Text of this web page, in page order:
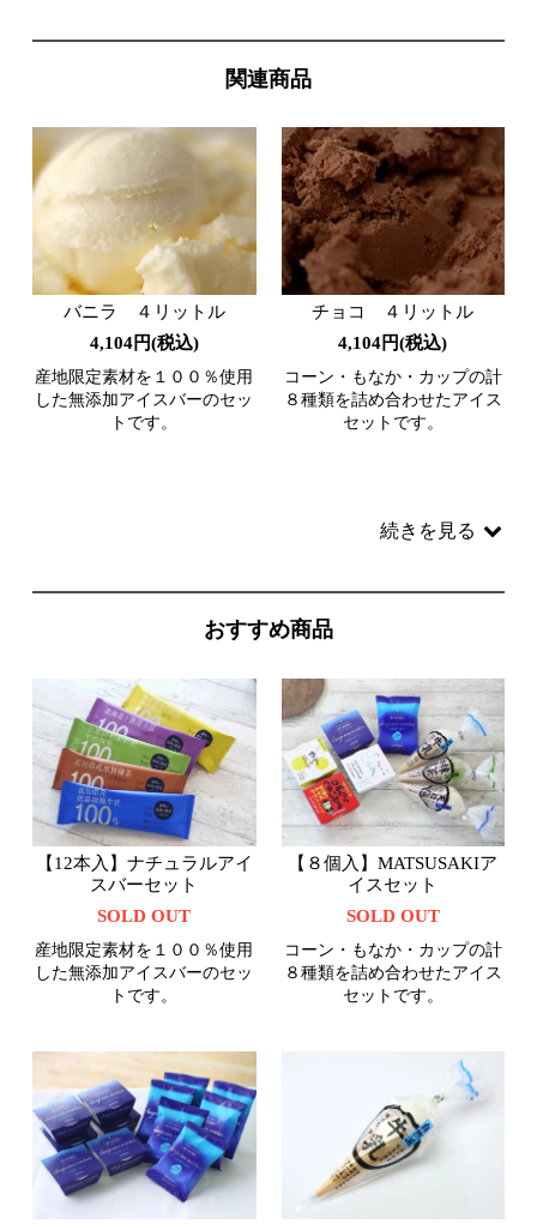
関連商品
バニラ ４リットル
4,104円(税込)
産地限定素材を１００％使用
した無添加アイスバーのセッ
トです。
チョコ ４リットル
4,104円(税込)
コーン・もなか・カップの計
８種類を詰め合わせたアイス
セットです。
続きを見る
おすすめ商品
【12本入】ナチュラルアイ
スバーセット
SOLD OUT
産地限定素材を１００％使用
した無添加アイスバーのセッ
トです。
【８個入】MATSUSAKIア
イスセット
SOLD OUT
コーン・もなか・カップの計
８種類を詰め合わせたアイス
セットです。